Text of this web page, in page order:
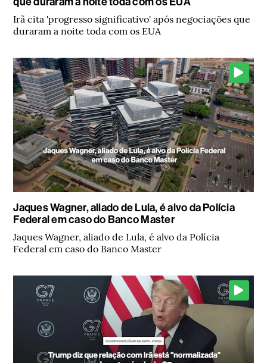
Irã cita 'progresso significativo' após negociações que
duraram a noite toda com os EUA
Jaques Wagner, aliado de Lula, é alvo da Polícia
Federal em caso do Banco Master
Jaques Wagner, aliado de Lula, é alvo da Polícia
Federal em caso do Banco Master